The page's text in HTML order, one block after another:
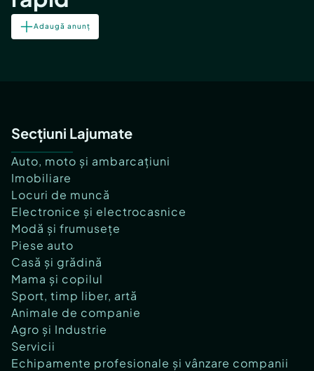
Adaugă anunț
Secțiuni Lajumate
Auto, moto și ambarcațiuni
Imobiliare
Locuri de muncă
Electronice și electrocasnice
Modă și frumusețe
Piese auto
Casă și grădină
Mama și copilul
Sport, timp liber, artă
Animale de companie
Agro și Industrie
Servicii
Echipamente profesionale și vânzare companii